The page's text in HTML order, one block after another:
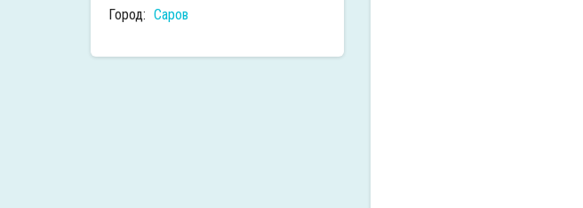
Город: Саров